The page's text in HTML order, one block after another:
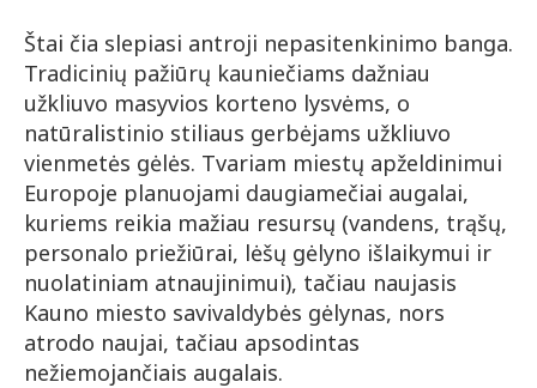
Štai čia slepiasi antroji nepasitenkinimo banga.
Tradicinių pažiūrų kauniečiams dažniau
užkliuvo masyvios korteno lysvėms, o
natūralistinio stiliaus gerbėjams užkliuvo
vienmetės gėlės. Tvariam miestų apželdinimui
Europoje planuojami daugiamečiai augalai,
kuriems reikia mažiau resursų (vandens, trąšų,
personalo priežiūrai, lėšų gėlyno išlaikymui ir
nuolatiniam atnaujinimui), tačiau naujasis
Kauno miesto savivaldybės gėlynas, nors
atrodo naujai, tačiau apsodintas
nežiemojančiais augalais.